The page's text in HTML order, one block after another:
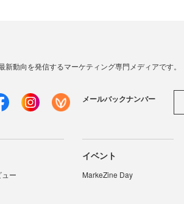
動向を発信するマーケティング専門メディアです。
メールバックナンバー
ー
イベント
MarkeZine Day